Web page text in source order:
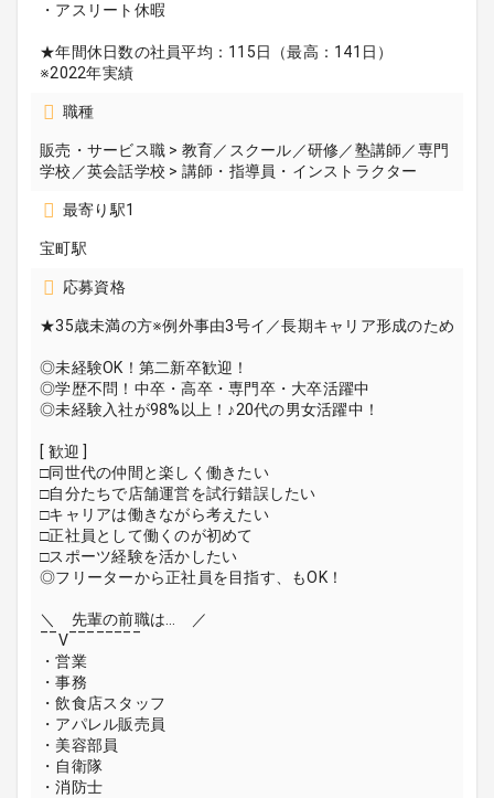
・アスリート休暇
★年間休日数の社員平均：115日（最高：141日）
※2022年実績
職種
販売・サービス職 > 教育／スクール／研修／塾講師／専門
学校／英会話学校 > 講師・指導員・インストラクター
最寄り駅1
宝町駅
応募資格
★35歳未満の方※例外事由3号イ／長期キャリア形成のため
◎未経験OK！第二新卒歓迎！
◎学歴不問！中卒・高卒・専門卒・大卒活躍中
◎未経験入社が98%以上！♪20代の男女活躍中！
[ 歓迎 ]
□同世代の仲間と楽しく働きたい
□自分たちで店舗運営を試行錯誤したい
□キャリアは働きながら考えたい
□正社員として働くのが初めて
□スポーツ経験を活かしたい
◎フリーターから正社員を目指す、もOK！
＼ 先輩の前職は… ／
‾‾V‾‾‾‾‾‾‾‾
・営業
・事務
・飲食店スタッフ
・アパレル販売員
・美容部員
・自衛隊
・消防士